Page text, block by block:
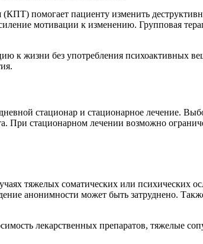
помогает пациенту изменить
мотивации к изменению. Групповая
к жизни без употребления психоактивных
стационар и стационарное лечение.
При стационарном лечении возможно
тяжелых соматических или психических
анонимности может быть затруднено.
лекарственных препаратов, тяжелые